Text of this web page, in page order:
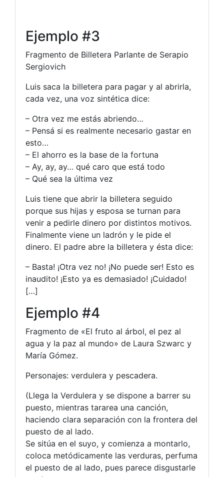
Ejemplo #3
Fragmento de Billetera Parlante de Serapio
Sergiovich
Luis saca la billetera para pagar y al abrirla,
cada vez, una voz sintética dice:
– Otra vez me estás abriendo…
– Pensá si es realmente necesario gastar en
esto…
– El ahorro es la base de la fortuna
– Ay, ay, ay… qué caro que está todo
– Qué sea la última vez
Luis tiene que abrir la billetera seguido
porque sus hijas y esposa se turnan para
venir a pedirle dinero por distintos motivos.
Finalmente viene un ladrón y le pide el
dinero. El padre abre la billetera y ésta dice:
– Basta! ¡Otra vez no! ¡No puede ser! Esto es
inaudito! ¡Esto ya es demasiado! ¡Cuidado!
[…]
Ejemplo #4
Fragmento de «El fruto al árbol, el pez al
agua y la paz al mundo» de Laura Szwarc y
María Gómez.
Personajes: verdulera y pescadera.
(Llega la Verdulera y se dispone a barrer su
puesto, mientras tararea una canción,
haciendo clara separación con la frontera del
puesto de al lado.
Se sitúa en el suyo, y comienza a montarlo,
coloca metódicamente las verduras, perfuma
el puesto de al lado, pues parece disgustarle